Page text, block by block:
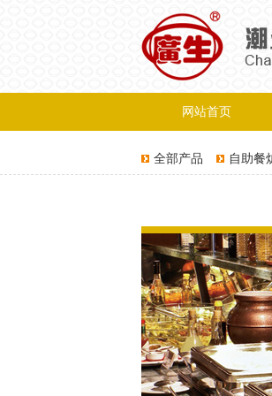
网站首页
全部产品 自助餐